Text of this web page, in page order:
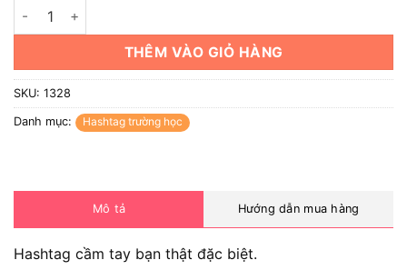
Hashtag bạn thật đặc biệt số lượng
THÊM VÀO GIỎ HÀNG
SKU: 1328
Danh mục: Hashtag trường học
Mô tả Hướng dẫn mua hàng
Hashtag cầm tay bạn thật đặc biệt.